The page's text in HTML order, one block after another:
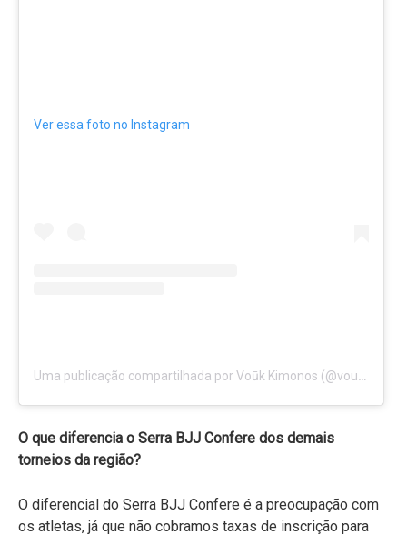
Ver essa foto no Instagram
O que diferencia o Serra BJJ Confere dos demais
torneios da região?
O diferencial do Serra BJJ Confere é a preocupação com
os atletas, já que não cobramos taxas de inscrição para